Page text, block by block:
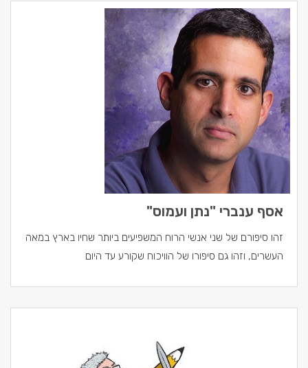
אסף ענברי "נתן ועמוס"
זהו סיפורם של שני אנשי הרוח המשפיעים ביותר שחיו בארץ במאה
העשרים, וזהו גם סיפורו של הוויכוח שקורע עד היום